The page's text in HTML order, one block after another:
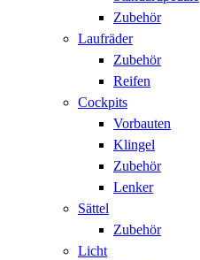
Zubehör
Laufräder
Zubehör
Reifen
Cockpits
Vorbauten
Klingel
Zubehör
Lenker
Sättel
Zubehör
Licht